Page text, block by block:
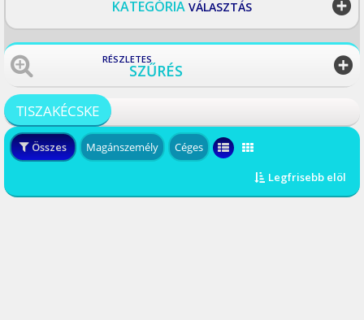
VISSZA
KATEGÓRIA VÁLASZTÁS
RÉSZLETES
SZŰRÉS
TISZAKÉCSKE
Összes Magánszemély Céges
Legfrisebb elöl